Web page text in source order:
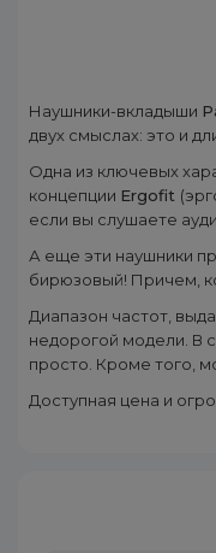
Наушники-вкладыши
двух смыслах: это и
Одна из ключевых
концепции Ergofit
если вы слушаете
А еще эти наушники
бирюзовый! Причем,
Диапазон частот,
недорогой модели. В
просто. Кроме того,
Доступная цена и